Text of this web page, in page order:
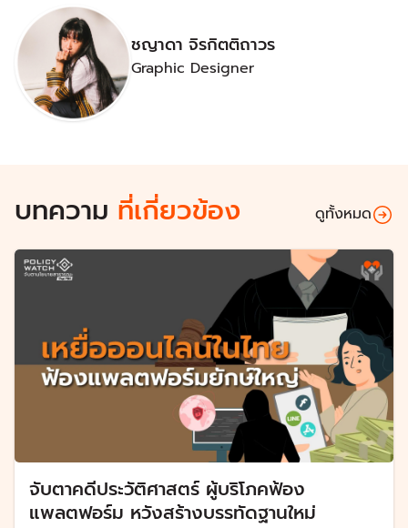
ชญาดา จิรกิตติถาวร
Graphic Designer
บทความ ที่เกี่ยวข้อง ดูทั้งหมด
จับตาคดีประวัติศาสตร์ ผู้บริโภคฟ้อง
แพลตฟอร์ม หวังสร้างบรรทัดฐานใหม่